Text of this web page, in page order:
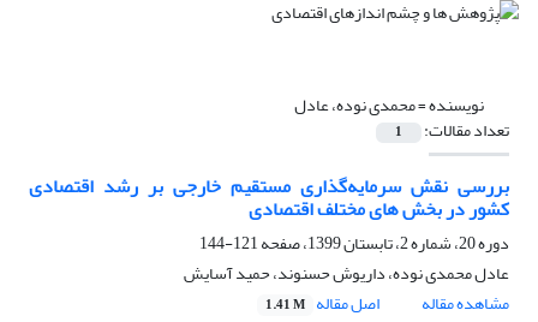
نویسنده =محمدی نوده، عادل
تعداد مقالات: 1
بررسی نقش سرمایه‌گذاری مستقیم خارجی بر رشد اقتصادی
کشور در بخش های مختلف اقتصادی
دوره 20، شماره 2، تابستان 1399، صفحه
121-144
عادل محمدی نوده، داریوش حسنوند، حمید آسایش
مشاهده مقاله
اصل مقاله 1.41 M